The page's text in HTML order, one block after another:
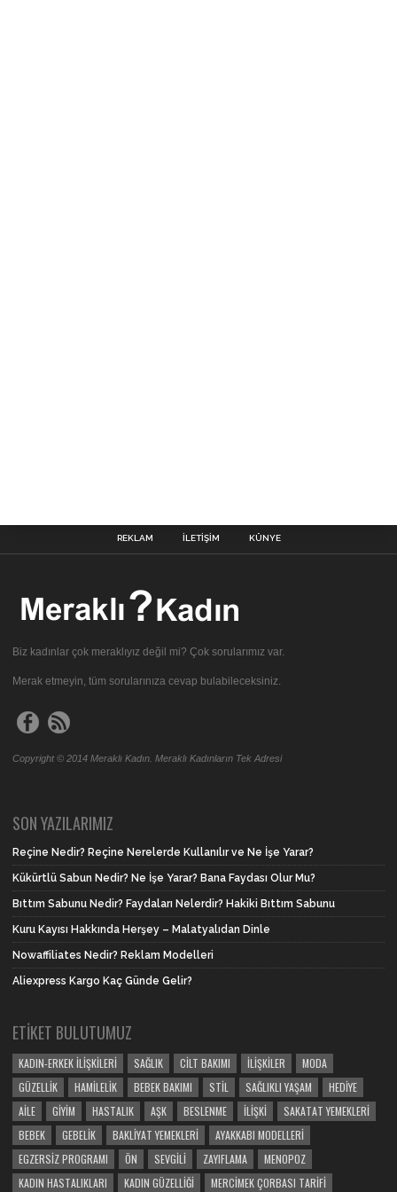
REKLAM İLETIŞIM KÜNYE
Biz kadınlar çok meraklıyız değil mi? Çok sorularımız var.
Merak etmeyin, tüm sorularınıza cevap bulabileceksiniz.
Copyright © 2014 Meraklı Kadın. Meraklı Kadınların Tek Adresi
SON YAZILARIMIZ
Reçine Nedir? Reçine Nerelerde Kullanılır ve Ne İşe Yarar?
Kükürtlü Sabun Nedir? Ne İşe Yarar? Bana Faydası Olur Mu?
Bıttım Sabunu Nedir? Faydaları Nelerdir? Hakiki Bıttım Sabunu
Kuru Kayısı Hakkında Herşey – Malatyalıdan Dinle
Nowaffiliates Nedir? Reklam Modelleri
Aliexpress Kargo Kaç Günde Gelir?
ETIKET BULUTUMUZ
KADIN-ERKEK İLIŞKILERI SAĞLIK CILT BAKIMI İLIŞKILER
MODA
GÜZELLIK
HAMILELIK BEBEK BAKIMI STIL SAĞLIKLI YAŞAM
HEDIYE
AILE
GIYIM HASTALIK AŞK BESLENME İLIŞKI
SAKATAT YEMEKLERI
BEBEK
GEBELIK BAKLIYAT YEMEKLERI
AYAKKABI MODELLERI
EGZERSIZ PROGRAMI
ÖN SEVGILI ZAYIFLAMA
MENOPOZ
KADIN HASTALIKLARI
KADIN GÜZELLIĞI MERCIMEK ÇORBASI TARIFI